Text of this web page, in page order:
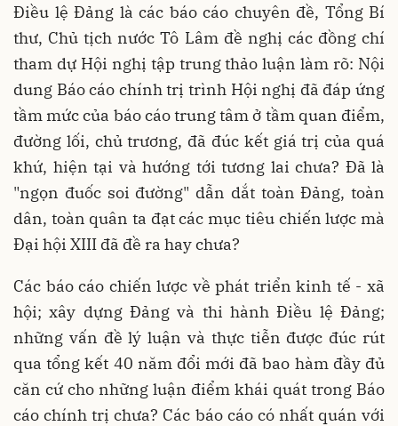
Điều lệ Đảng là các báo cáo chuyên đề, Tổng Bí
thư, Chủ tịch nước Tô Lâm đề nghị các đồng chí
tham dự Hội nghị tập trung thảo luận làm rõ: Nội
dung Báo cáo chính trị trình Hội nghị đã đáp ứng
tầm mức của báo cáo trung tâm ở tầm quan điểm,
đường lối, chủ trương, đã đúc kết giá trị của quá
khứ, hiện tại và hướng tới tương lai chưa? Đã là
"ngọn đuốc soi đường" dẫn dắt toàn Đảng, toàn
dân, toàn quân ta đạt các mục tiêu chiến lược mà
Đại hội XIII đã đề ra hay chưa?
Các báo cáo chiến lược về phát triển kinh tế - xã
hội; xây dựng Đảng và thi hành Điều lệ Đảng;
những vấn đề lý luận và thực tiễn được đúc rút
qua tổng kết 40 năm đổi mới đã bao hàm đầy đủ
căn cứ cho những luận điểm khái quát trong Báo
cáo chính trị chưa? Các báo cáo có nhất quán với